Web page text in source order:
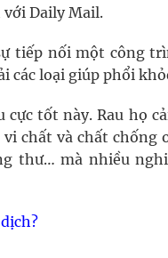
Daily Mail.
tiếp nối một công
các loại giúp phổi
cực tốt này. Rau họ
chất và chất chống
thư… mà nhiều